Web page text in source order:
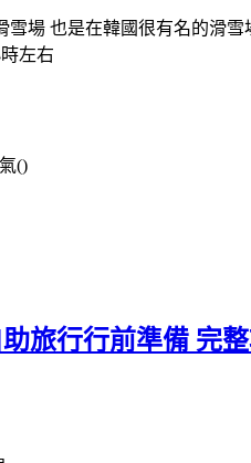
場 也是在韓國很有名的滑雪
左右
()
旅行行前準備 完